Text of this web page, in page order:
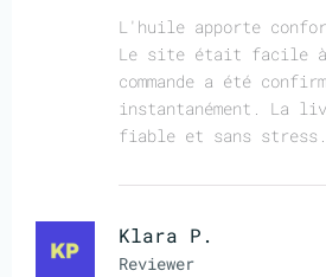
L'huile apporte
Le site était facile
commande a été
instantanément. La
fiable et sans stress.
Klara P.
Reviewer